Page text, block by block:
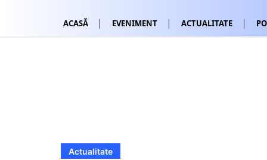
ACASĂ EVENIMENT ACTUALITATE
Actualitate